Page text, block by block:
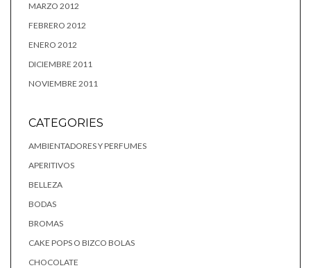
MARZO 2012
FEBRERO 2012
ENERO 2012
DICIEMBRE 2011
NOVIEMBRE 2011
CATEGORIES
AMBIENTADORES Y PERFUMES
APERITIVOS
BELLEZA
BODAS
BROMAS
CAKE POPS O BIZCO BOLAS
CHOCOLATE